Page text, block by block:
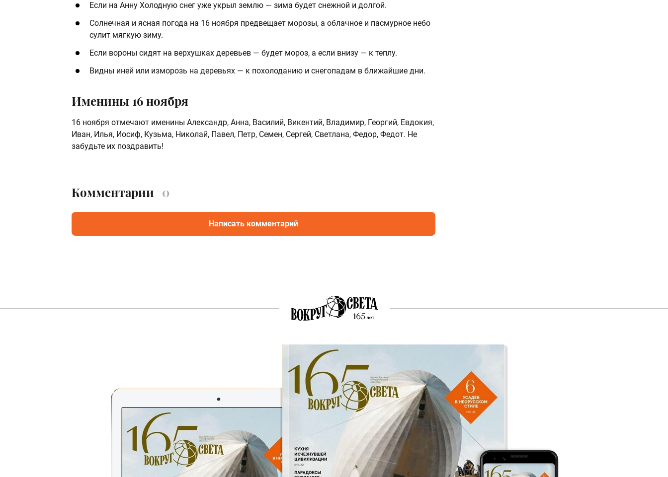
Если на Анну Холодную снег уже укрыл землю — зима будет снежной и долгой.
Солнечная и ясная погода на 16 ноября предвещает морозы, а облачное и пасмурное небо
сулит мягкую зиму.
Если вороны сидят на верхушках деревьев — будет мороз, а если внизу — к теплу.
Видны иней или изморозь на деревьях — к похолоданию и снегопадам в ближайшие дни.
Именины 16 ноября
16 ноября отмечают именины Александр, Анна, Василий, Викентий, Владимир, Георгий, Евдокия,
Иван, Илья, Иосиф, Кузьма, Николай, Павел, Петр, Семен, Сергей, Светлана, Федор, Федот. Не
забудьте их поздравить!
Комментарии 0
Написать комментарий